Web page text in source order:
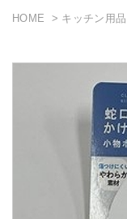
HOME キッチン用品